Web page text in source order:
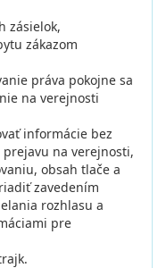
zásielok,
zákazom
práva pokojne sa
na verejnosti
informácie bez
na verejnosti,
obsah tlače a
zavedením
rozhlasu a
pre